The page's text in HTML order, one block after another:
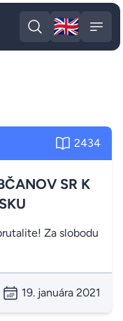
Open search
🇬🇧
2434
SR K
Za slobodu
19. januára 2021